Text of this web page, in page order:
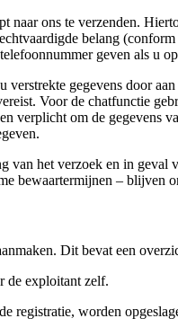
ons te verzenden.
belang
geven als u
gegevens door
Voor de chatfunctie
om de gegevens
van het verzoek en in
bewaartermijnen – blijven
Dit bevat een
de exploitant zelf.
registratie, worden